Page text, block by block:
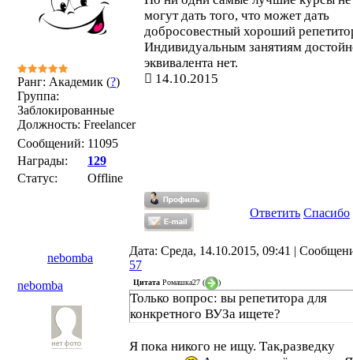
Ранг: Академик (?)
Группа:
Заблокированные
Должность: Freelancer
Сообщений: 11095
Награды:
129
Статус:
Offline
могут дать того, что может дать
добросовестный хороший
Индивидуальным занятиям
эквивалента нет.
14.10.2015
Ответить Спасибо
nebomba
Дата: Среда, 14.10.2015, 09:41 |
57
nebomba
Цитата Ромашка27 ( )
Только вопрос: вы репетитора для
конкретного ВУЗа ищете?
Я пока никого не ищу. Так,разведку